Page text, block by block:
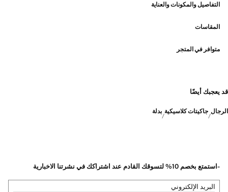
التفاصيل والمكونات والعناية
المقاسات
متوافر في المتجر
قد يعجبك أيضًا
الرجال جاكيتات كلاسيكية بدلة
-استمتع بخصم 10% لتسوقك القادم عند اشتراكك في نشرتنا الاخبارية
البريد الإلكتروني